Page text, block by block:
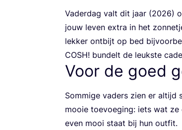
Vader­dag valt dit jaar (2026)
jouw leven extra in het
lek­ker ont­bijt op bed
COSH! bun­delt de leuk­ste
Voor de goed
Som­mi­ge vaders zien er altijd
mooie toe­voe­ging: iets wat
even mooi staat bij hun outfit.